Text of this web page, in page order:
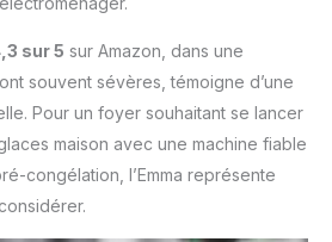
sur 5 sur Amazon, dans une
souvent sévères, témoigne d’une
Pour un foyer souhaitant se lancer
maison avec une machine fiable
congélation, l’Emma représente